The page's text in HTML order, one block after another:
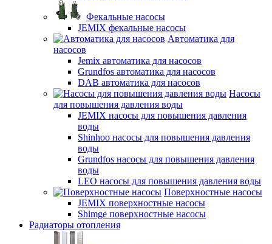
Фекальные насосы
JEMIX фекальные насосы
Автоматика для
насосов
Jemix автоматика для насосов
Grundfos автоматика для насосов
DAB автоматика для насосов
Насосы
для повышения давления воды
JEMIX насосы для повышения давления
воды
Shinhoo насосы для повышения давления
воды
Grundfos насосы для повышения давления
воды
LEO насосы для повышения давления воды
Поверхностные насосы
JEMIX поверхностные насосы
Shimge поверхностные насосы
Радиаторы отопления